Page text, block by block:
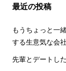
最近の投稿
もうちょっと一
する生意気な会
先輩とデートし